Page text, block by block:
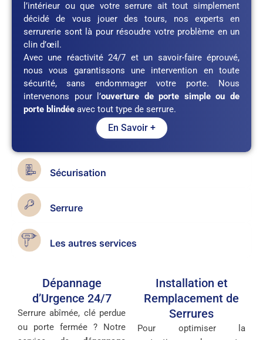
l’intérieur ou que votre serrure ait tout simplement
décidé de vous jouer des tours, nos experts en
serrurerie sont là pour résoudre votre problème en un
clin d’œil.
Avec une réactivité 24/7 et un savoir-faire éprouvé,
nous vous garantissons une intervention en toute
sécurité, sans endommager votre porte. Nous
intervenons pour l’ouverture de porte simple ou de
porte blindée avec tout type de serrure.
En Savoir +
Sécurisation
Serrure
Les autres services
Dépannage
d’Urgence 24/7
Serrure abîmée, clé perdue
ou porte fermée ? Notre
Installation et
Remplacement de
Serrures
Pour optimiser la